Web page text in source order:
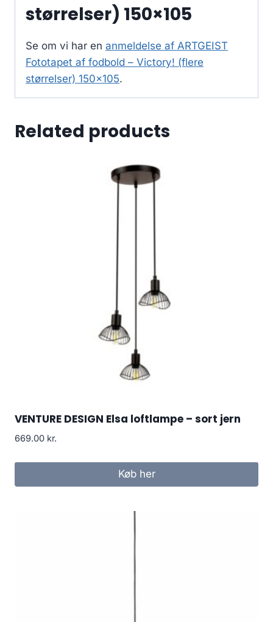
størrelser) 150×105
Se om vi har en anmeldelse af ARTGEIST
Fototapet af fodbold – Victory! (flere
størrelser) 150×105.
Related products
VENTURE DESIGN Elsa loftlampe – sort jern
669.00 kr.
Køb her